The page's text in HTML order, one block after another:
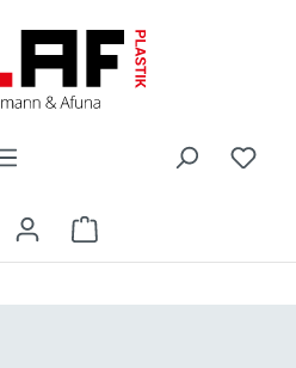
Warenkorb enthält